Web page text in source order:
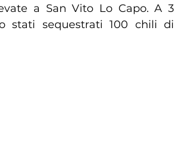
a San Vito Lo Capo. A 3
stati sequestrati 100 chili di